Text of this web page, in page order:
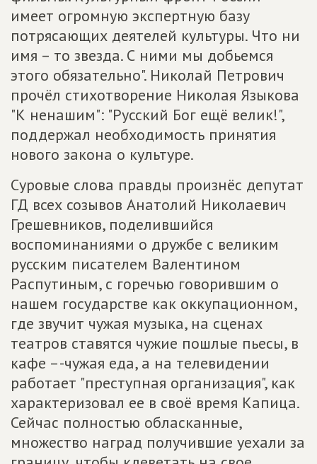
имеет огромную экспертную базу
потрясающих деятелей культуры. Что ни
имя – то звезда. С ними мы добьемся
этого обязательно". Николай Петрович
прочёл стихотворение Николая Языкова
"К ненашим": "Русский Бог ещё велик!",
поддержал необходимость принятия
нового закона о культуре.
Суровые слова правды произнёс депутат
ГД всех созывов Анатолий Николаевич
Грешевников, поделившийся
воспоминаниями о дружбе с великим
русским писателем Валентином
Распутиным, с горечью говорившим о
нашем государстве как оккупационном,
где звучит чужая музыка, на сценах
театров ставятся чужие пошлые пьесы, в
кафе –-чужая еда, а на телевидении
работает "преступная организация", как
характеризовал ее в своё время Капица.
Сейчас полностью обласканные,
множество наград получившие уехали за